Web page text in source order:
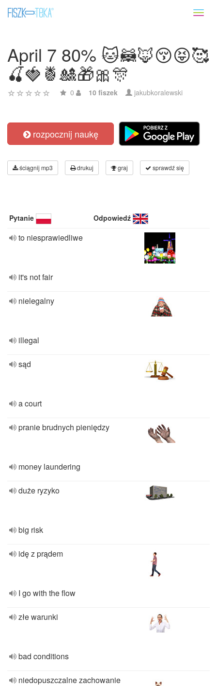
April 7 80% 🐱🦝🦊😚😝🥰
🍒🍓🍍🎎🎁🎀🎊
0 10 fiszek jakubkoralewski
rozpocznij naukę
ściągnij mp3 drukuj graj sprawdź się
Pytanie Odpowiedź
to niesprawiedliwe
it's not fair
nielegalny
illegal
sąd
a court
pranie brudnych pieniędzy
money laundering
duże ryzyko
big risk
idę z prądem
I go with the flow
złe warunki
bad conditions
niedopuszczalne zachowanie